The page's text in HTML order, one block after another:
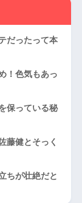
だったって本
！色気もあっ
保っている秘
藤健とそっく
ちが壮絶だと